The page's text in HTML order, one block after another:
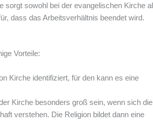
sorgt sowohl bei der evangelischen Kirche
dass das Arbeitsverhältnis beendet wird.
Vorteile:
Kirche identifiziert, für den kann es eine
Kirche besonders groß sein, wenn sich die
verstehen. Die Religion bildet dann eine